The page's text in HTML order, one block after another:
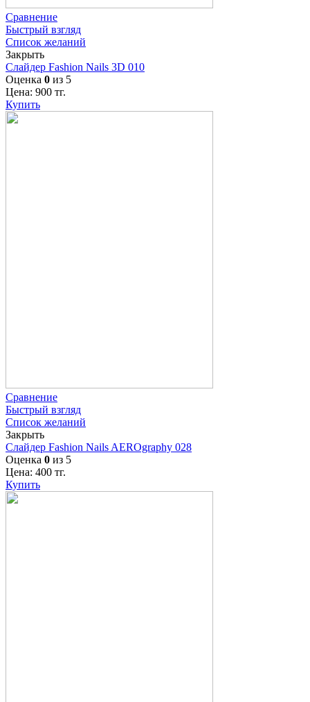
Сравнение
Быстрый взгляд
Список желаний
Закрыть
Слайдер Fashion Nails 3D 010
Оценка 0 из 5
Цена: 900 тг.
Купить
Сравнение
Быстрый взгляд
Список желаний
Закрыть
Слайдер Fashion Nails AEROgraphy 028
Оценка 0 из 5
Цена: 400 тг.
Купить